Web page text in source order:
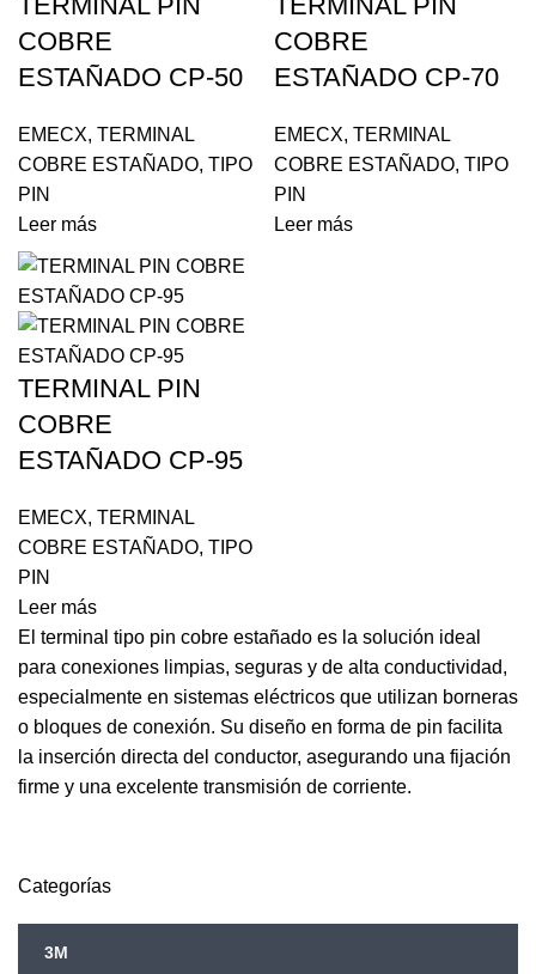
Categorías
3M
COBRE
ESTAÑADO CP-50
EMECX, TERMINAL
COBRE ESTAÑADO, TIPO
PIN
Leer más
COBRE
ESTAÑADO CP-70
EMECX, TERMINAL
COBRE ESTAÑADO, TIPO
PIN
Leer más
TERMINAL PIN
COBRE
ESTAÑADO CP-95
EMECX, TERMINAL
COBRE ESTAÑADO, TIPO
PIN
Leer más
El terminal tipo pin cobre estañado es la solución ideal
para conexiones limpias, seguras y de alta conductividad,
especialmente en sistemas eléctricos que utilizan borneras
o bloques de conexión. Su diseño en forma de pin facilita
la inserción directa del conductor, asegurando una fijación
firme y una excelente transmisión de corriente.